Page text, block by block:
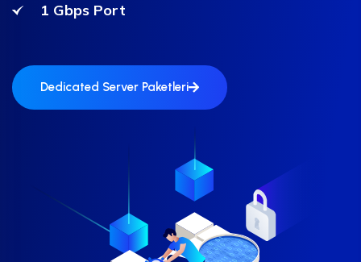
1 Gbps Port
Dedicated Server Paketleri